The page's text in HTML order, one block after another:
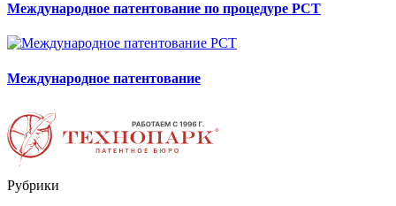
Международное патентование по процедуре PCT
РСТ
Международное патентование
Рубрики